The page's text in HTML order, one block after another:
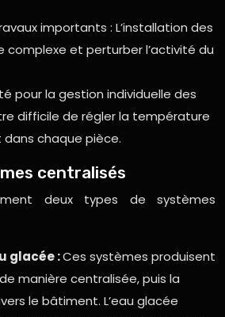
importants : L’installation des
complexe et perturber l’activité du
pour la gestion individuelle des
difficile de régler la température
chaque pièce.
centralisés
deux types de systèmes
glacée :Ces systèmes produisent
manière centralisée, puis la
le bâtiment. L’eau glacée